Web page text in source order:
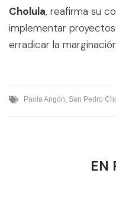
Cholula, reafirma su
implementar
erradicar la
Paola Angón, San Pedro
EN